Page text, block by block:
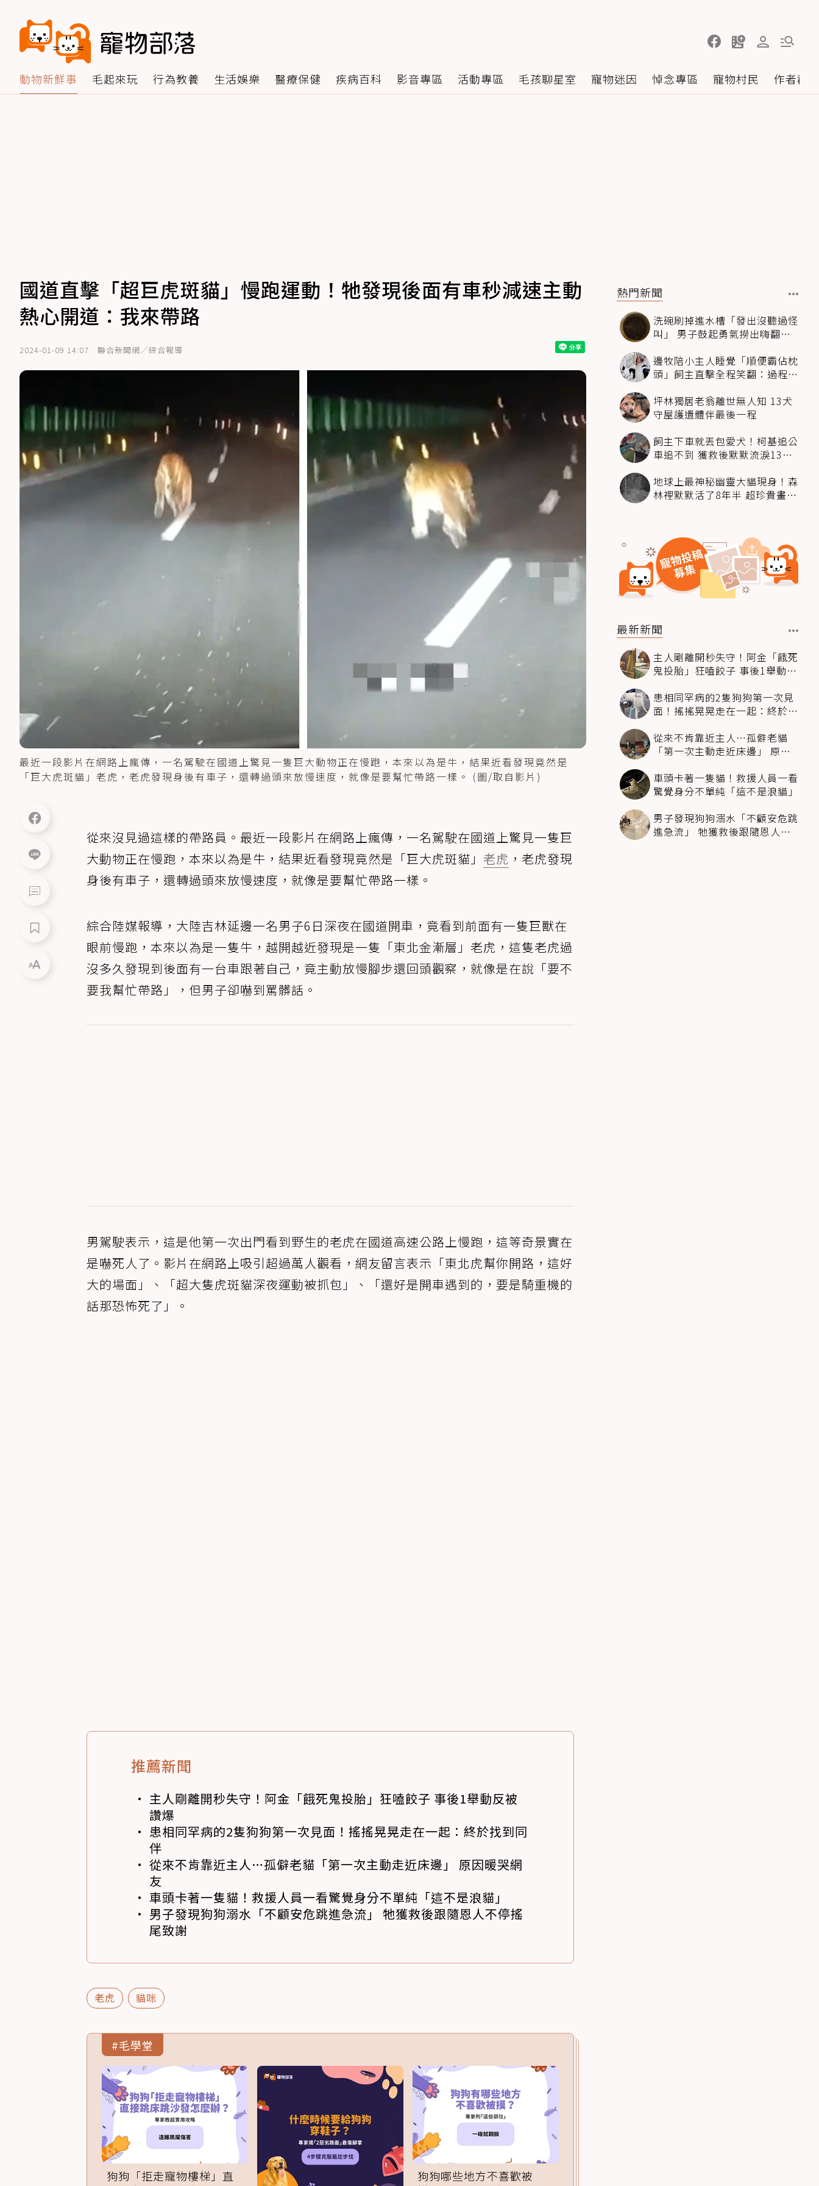
動物新鮮事 毛起來玩 行為教養 生活娛樂 醫療保健 疾病百科 影音專區 活動專區 毛孩聊星室 寵物迷因 悼念專區 寵物村民 作者群
國道直擊「超巨虎斑貓」慢跑運動！牠發現後面有車秒減速主動
熱心開道：我來帶路
2024-01-09 14:07 聯合新聞網／綜合報導
最近一段影片在網路上瘋傳，一名駕駛在國道上驚見一隻巨大動物正在慢跑，本來以為是牛，結果近看發現竟然是
「巨大虎斑貓」老虎，老虎發現身後有車子，還轉過頭來放慢速度，就像是要幫忙帶路一樣。 (圖/取自影片)
從來沒見過這樣的帶路員。最近一段影片在網路上瘋傳，一名駕駛在國道上驚見一隻巨
大動物正在慢跑，本來以為是牛，結果近看發現竟然是「巨大虎斑貓」 老虎 ，老虎發現
身後有車子，還轉過頭來放慢速度，就像是要幫忙帶路一樣。
綜合陸媒報導，大陸吉林延邊一名男子6日深夜在國道開車，竟看到前面有一隻巨獸在
眼前慢跑，本來以為是一隻牛，越開越近發現是一隻「東北金漸層」老虎，這隻老虎過
沒多久發現到後面有一台車跟著自己，竟主動放慢腳步還回頭觀察，就像是在說「要不
要我幫忙帶路」，但男子卻嚇到罵髒話。
男駕駛表示，這是他第一次出門看到野生的老虎在國道高速公路上慢跑，這等奇景實在
是嚇死人了。影片在網路上吸引超過萬人觀看，網友留言表示「東北虎幫你開路，這好
大的場面」、「超大隻虎斑貓深夜運動被抓包」、「還好是開車遇到的，要是騎重機的
話那恐怖死了」。
推薦新聞
主人剛離開秒失守！阿金「餓死鬼投胎」狂嗑餃子 事後1舉動反被
讚爆
患相同罕病的2隻狗狗第一次見面！搖搖晃晃走在一起：終於找到同
伴
從來不肯靠近主人…孤僻老貓「第一次主動走近床邊」 原因暖哭網
友
車頭卡著一隻貓！救援人員一看驚覺身分不單純「這不是浪貓」
男子發現狗狗溺水「不顧安危跳進急流」 牠獲救後跟隨恩人不停搖
尾致謝
老虎 貓咪
#毛學堂
狗狗「拒走寵物樓梯」直
狗狗哪些地方不喜歡被
熱門新聞
洗碗刷掉進水槽「發出沒聽過怪
叫」 男子鼓起勇氣撈出嗨翻：
邊牧陪小主人睡覺「順便霸佔枕
頭」飼主直擊全程笑翻：過程絲
坪林獨居老翁離世無人知 13犬
守屋護遺體伴最後一程
飼主下車就丟包愛犬！柯基追公
車追不到 獲救後默默流淚13萬
地球上最神秘幽靈大貓現身！森
林裡默默活了8年半 超珍貴畫面
最新新聞
主人剛離開秒失守！阿金「餓死
鬼投胎」狂嗑餃子 事後1舉動反
患相同罕病的2隻狗狗第一次見
面！搖搖晃晃走在一起：終於找
從來不肯靠近主人…孤僻老貓
「第一次主動走近床邊」 原因
車頭卡著一隻貓！救援人員一看
驚覺身分不單純「這不是浪貓」
男子發現狗狗溺水「不顧安危跳
進急流」 牠獲救後跟隨恩人不